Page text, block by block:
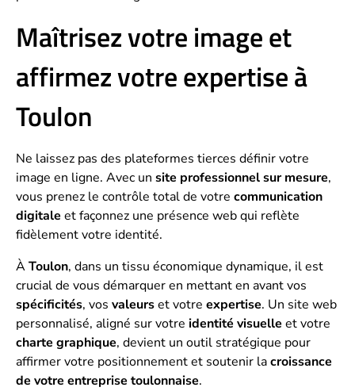
Maîtrisez votre image et
affirmez votre expertise à
Toulon
Ne laissez pas des plateformes tierces définir votre
image en ligne. Avec un site professionnel sur mesure,
vous prenez le contrôle total de votre communication
digitale et façonnez une présence web qui reflète
fidèlement votre identité.
ÀToulon, dans un tissu économique dynamique, il est
crucial de vous démarquer en mettant en avant vos
spécificités, vos valeurset votre expertise. Un site web
personnalisé, aligné sur votre identité visuelle et votre
charte graphique, devient un outil stratégique pour
affirmer votre positionnement et soutenir lacroissance
de votre entreprise toulonnaise.